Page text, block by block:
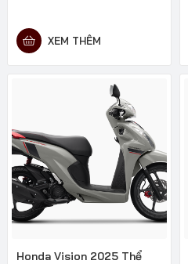
XEM THÊM
Honda Vision 2025 Thể